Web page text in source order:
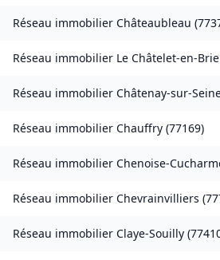
Réseau immobilier Châteaubleau (
Réseau immobilier Le Châtelet-en-Brie
Réseau immobilier Châtenay-sur-
Réseau immobilier Chauffry (77169)
Réseau immobilier Chenoise-
Réseau immobilier Chevrainvilliers (
Réseau immobilier Claye-Souilly (